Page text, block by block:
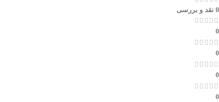
0 نقد و بررسی
0
0
0
0